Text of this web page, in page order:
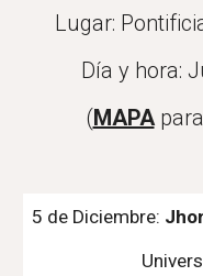
Lugar:
Día y hora:
(MAPA
5 de Diciembre: